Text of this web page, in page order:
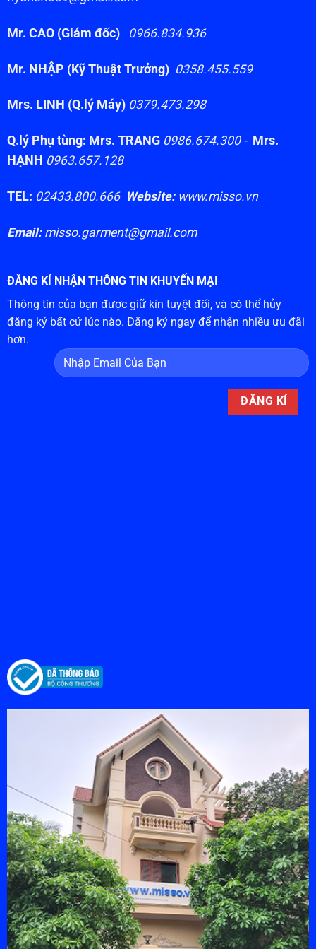
Mr. CAO (Giám đốc) 0966.834.936
Mr. NHẬP (Kỹ Thuật Trưởng) 0358.455.559
Mrs. LINH (Q.lý Máy) 0379.473.298
Q.lý Phụ tùng: Mrs. TRANG 0986.674.300 - Mrs.
HẠNH 0963.657.128
TEL: 02433.800.666 Website:www.misso.vn
Email:misso.garment@gmail.com
ĐĂNG KÍ NHẬN THÔNG TIN KHUYẾN MẠI
Thông tin của bạn được giữ kín tuyệt đối, và có thể hủy
đăng ký bất cứ lúc nào. Đăng ký ngay để nhận nhiều ưu đãi
hơn.